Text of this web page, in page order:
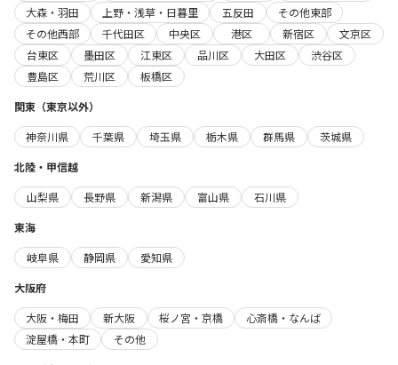
大森・羽田
上野・浅草・日暮里 五反田
その他東部
その他西部
千代田区 中央区 港区 新宿区
文京区
台東区
墨田区 江東区 品川区 大田区
渋谷区
豊島区
荒川区
板橋区
関東（東京以外）
神奈川県
千葉県 埼玉県 栃木県 群馬県
茨城県
北陸・甲信越
山梨県
長野県 新潟県 富山県
石川県
東海
岐阜県
静岡県
愛知県
大阪府
大阪・梅田
新大阪 桜ノ宮・京橋
心斎橋・なんば
淀屋橋・本町
その他